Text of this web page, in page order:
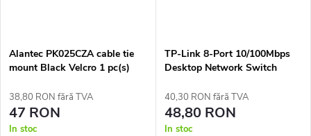
Alantec PK025CZA cable tie
mount Black Velcro 1 pc(s)
38,80 RON fără TVA
47 RON
In stoc
TP-Link 8-Port 10/100Mbps
Desktop Network Switch
40,30 RON fără TVA
48,80 RON
In stoc